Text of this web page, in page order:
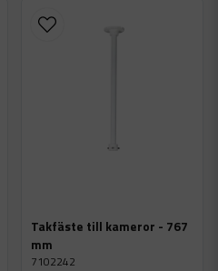
Takfäste till kameror - 767
mm
7102242